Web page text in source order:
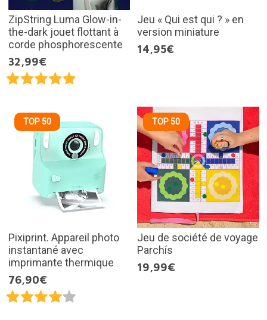
ZipString Luma Glow-in-
the-dark jouet flottant à
corde phosphorescente
32,99€
Jeu « Qui est qui ? » en
version miniature
14,95€
TOP 50
Pixiprint. Appareil photo
instantané avec
imprimante thermique
76,90€
TOP 50
Jeu de société de voyage
Parchís
19,99€